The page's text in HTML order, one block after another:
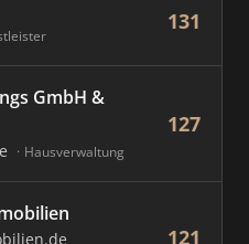
131
GmbH &
Hausverwaltung
127
121